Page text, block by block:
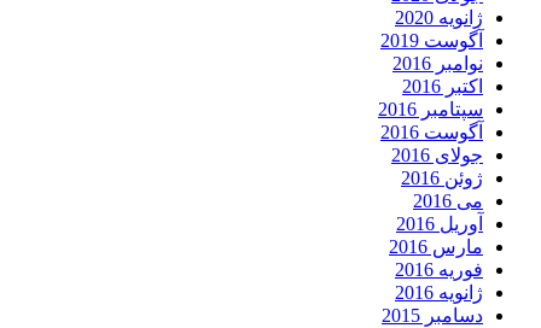
ژانویه 2020
آگوست 2019
نوامبر 2016
اکتبر 2016
سپتامبر 2016
آگوست 2016
جولای 2016
ژوئن 2016
می 2016
آوریل 2016
مارس 2016
فوریه 2016
ژانویه 2016
دسامبر 2015